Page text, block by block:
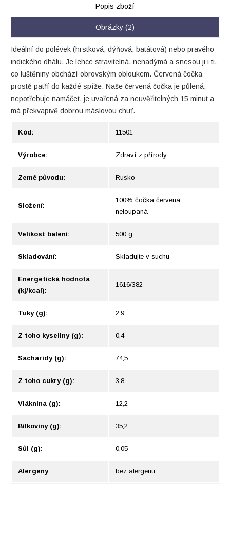
Popis zboží
Obrázky (2)
Ideální do polévek (hrstková, dýňová, batátová) nebo pravého
indického dhálu. Je lehce stravitelná, nenadýmá a snesou ji i ti,
co luštěniny obchází obrovským obloukem. Červená čočka
prostě patří do každé spíže. Naše červená čočka je půlená,
nepotřebuje namáčet, je uvařená za neuvěřitelných 15 minut a
má překvapivě dobrou máslovou chuť.
Kód: 11501
Výrobce: Zdraví z přírody
Země původu: Rusko
Složení:
100% čočka červená
neloupaná
Velikost balení: 500 g
Skladování: Skladujte v suchu
Energetická hodnota
(kj/kcal):
1616/382
Tuky (g): 2,9
Z toho kyseliny (g): 0,4
Sacharidy (g): 74,5
Z toho cukry (g): 3,8
Vláknina (g): 12,2
Bílkoviny (g): 35,2
Sůl (g): 0,05
Alergeny bez alergenu